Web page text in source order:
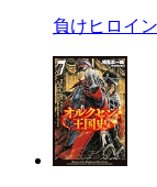
負けヒロイ